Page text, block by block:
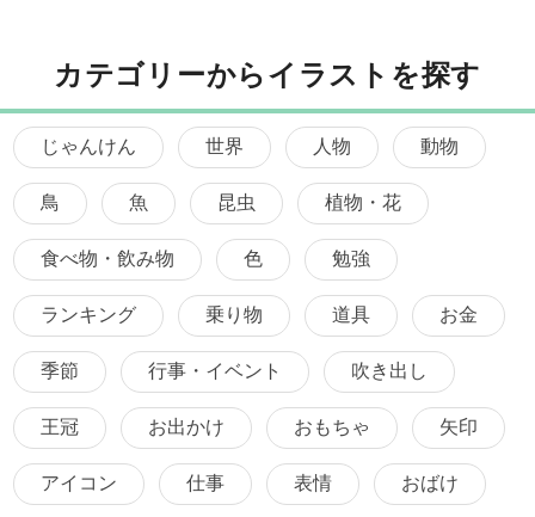
カテゴリーからイラストを探す
じゃんけん 世界 人物 動物
鳥 魚 昆虫 植物・花
食べ物・飲み物 色 勉強
ランキング 乗り物 道具 お金
季節 行事・イベント 吹き出し
王冠 お出かけ おもちゃ 矢印
アイコン 仕事 表情 おばけ